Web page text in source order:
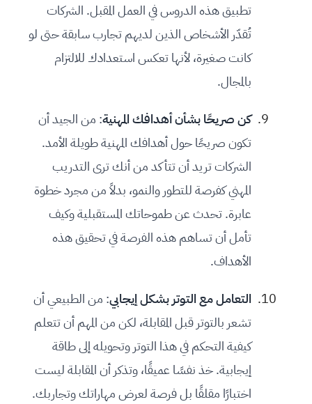
تطبيق هذه الدروس في العمل المقبل. الشركات
تُقدّر الأشخاص الذين لديهم تجارب سابقة حتى لو
كانت صغيرة، لأنها تعكس استعدادك للالتزام
بالمجال.
كن صريحًا بشأن أهدافك المهنية: من الجيد أن
تكون صريحًا حول أهدافك المهنية طويلة الأمد.
الشركات تريد أن تتأكد من أنك ترى التدريب
المهني كفرصة للتطور والنمو، بدلاً من مجرد خطوة
عابرة. تحدث عن طموحاتك المستقبلية وكيف
تأمل أن تساهم هذه الفرصة في تحقيق هذه
الأهداف.
التعامل مع التوتر بشكل إيجابي: من الطبيعي أن
تشعر بالتوتر قبل المقابلة، لكن من المهم أن تتعلم
كيفية التحكم في هذا التوتر وتحويله إلى طاقة
إيجابية. خذ نفسًا عميقًا، وتذكر أن المقابلة ليست
اختبارًا مقلقًا بل فرصة لعرض مهاراتك وتجاربك.